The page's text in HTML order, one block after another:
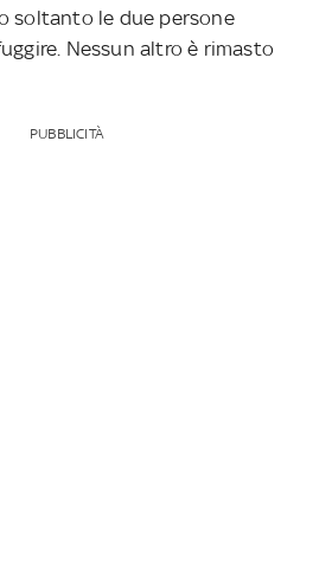
soltanto le due persone
Nessun altro è rimasto
PUBBLICITÀ